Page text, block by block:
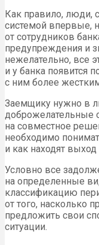
Как правило, люди,
системой впервые,
от сотрудников
предупреждения и
нежелательно, все
и у банка появится
с ним более
Заемщику нужно в
доброжелательные
на совместное
необходимо
и как находят
Условно все
на определенные
классификацию
от того, насколько
предложить свои
ситуации.